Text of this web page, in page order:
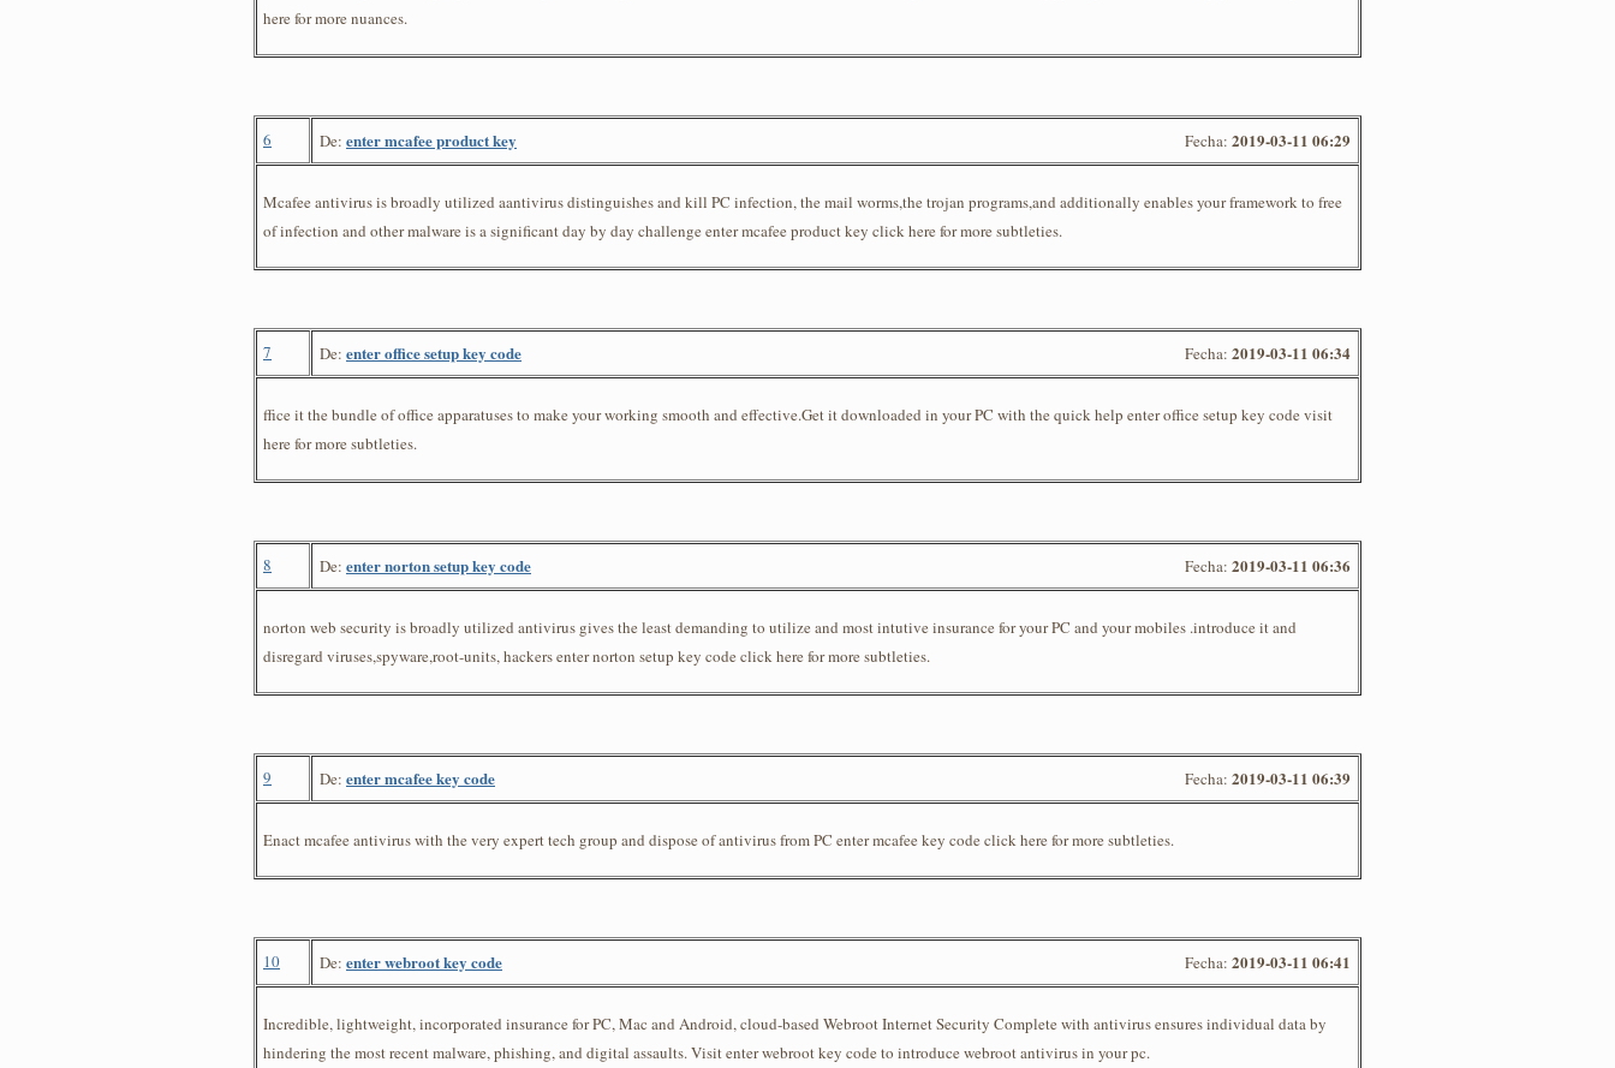
here for more nuances.
6 De: enter mcafee product key Fecha: 2019-03-11 06:29
Mcafee antivirus is broadly utilized aantivirus distinguishes and kill PC infection, the mail worms,the trojan programs,and additionally enables your framework to free
of infection and other malware is a significant day by day challenge enter mcafee product key click here for more subtleties.
7 De: enter office setup key code Fecha: 2019-03-11 06:34
ffice it the bundle of office apparatuses to make your working smooth and effective.Get it downloaded in your PC with the quick help enter office setup key code visit
here for more subtleties.
8 De: enter norton setup key code Fecha: 2019-03-11 06:36
norton web security is broadly utilized antivirus gives the least demanding to utilize and most intutive insurance for your PC and your mobiles .introduce it and
disregard viruses,spyware,root-units, hackers enter norton setup key code click here for more subtleties.
9 De: enter mcafee key code Fecha: 2019-03-11 06:39
Enact mcafee antivirus with the very expert tech group and dispose of antivirus from PC enter mcafee key code click here for more subtleties.
10 De: enter webroot key code Fecha: 2019-03-11 06:41
Incredible, lightweight, incorporated insurance for PC, Mac and Android, cloud-based Webroot Internet Security Complete with antivirus ensures individual data by
hindering the most recent malware, phishing, and digital assaults. Visit enter webroot key code to introduce webroot antivirus in your pc.